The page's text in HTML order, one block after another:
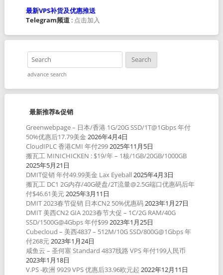
最新VPS补货及优惠推送
Telegram频道: 点击加入
advance search
最新推荐&促销
Greenwebpage – 日本/香港 1G/20G SSD/1T@1Gbps 年付
50%优惠后17.79美金 2026年4月4日
CloudIPLC 香港CMI 年付2992025年11月5日
搬瓦工 MINICHICKEN : $19/年 – 1核/1GB/20GB/1000GB
2025年5月21日
DMIT促销 年付49.99美金 Lax Eyeball 2025年4月3日
搬瓦工 DC1 2G内存/40G硬盘/2T流量@2.5G端口优惠码后年
付$46.61美元2025年3月11日
DMIT 2023春节促销 日本CN2 50%优惠码2023年1月27日
DMIT 美西CN2 GIA 2023春节大促 – 1C/2G RAM/40G
SSD/1500G@4Gbps 年付$992023年1月25日
Cubecloud – 美西4837 – 512M/10G SSD/800G@1Gbps 年
付268元2023年1月24日
咸鱼云 – 圣何塞 Standard 4837线路 VPS 年付199人民币
2023年1月18日
V.PS -欧洲 9929 VPS 优惠后33.96欧元起 2022年12月11日